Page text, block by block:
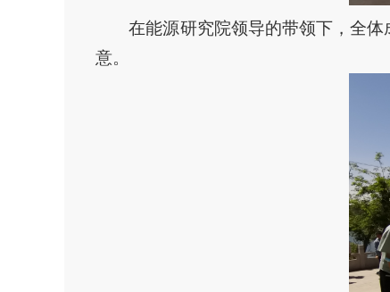
在能源研究院领导的带领下，全
意。